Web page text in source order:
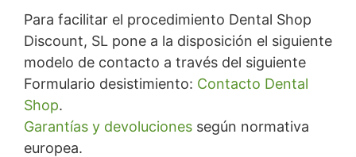
Para facilitar el procedimiento Dental Shop
Discount, SL pone a la disposición el siguiente
modelo de contacto a través del siguiente
Formulario desistimiento: Contacto Dental
Shop.
Garantías y devoluciones según normativa
europea.